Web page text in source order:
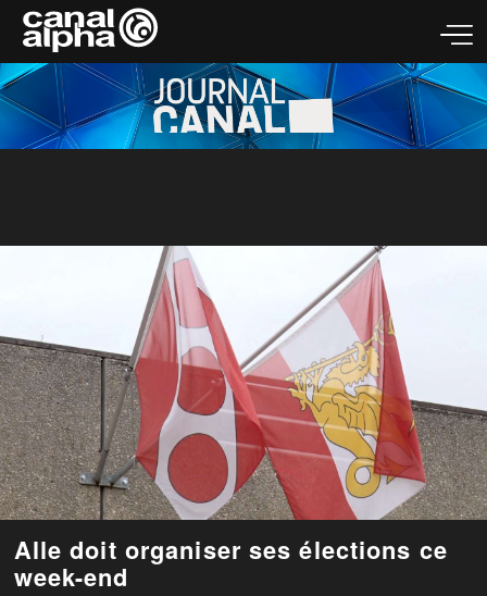
Alle doit organiser ses élections ce
week-end